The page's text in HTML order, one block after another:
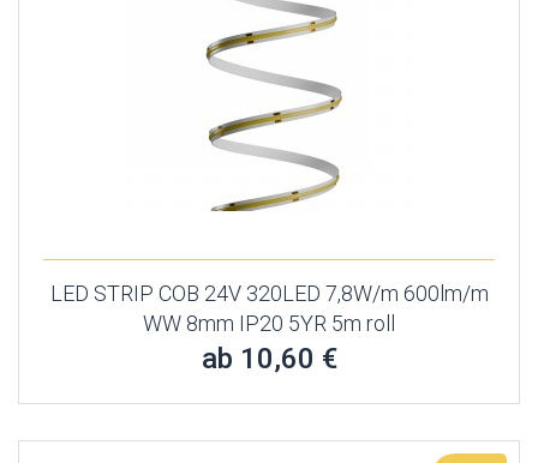
LED STRIP COB 24V 320LED 7,8W/m 600lm/m
WW 8mm IP20 5YR 5m roll
ab 10,60 €